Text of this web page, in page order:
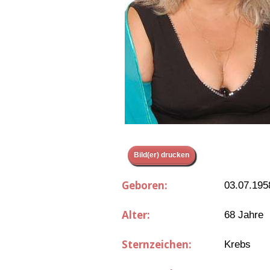
Bild(er) drucken
Geboren:
Alter: 68 Jahre
Sternzeichen: Krebs